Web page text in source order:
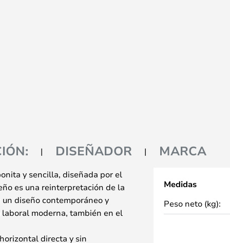
DISEÑADOR MARCA
y sencilla, diseñada por el
es una reinterpretación de la
diseño contemporáneo y
moderna, también en el
directa y sin
Medidas
Peso neto (kg):